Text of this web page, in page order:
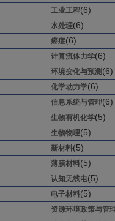
工业工程(6)
水处理(6)
癌症(6)
计算流体力学(6)
环境变化与预测 (6)
化学动力学(6)
信息系统与管理(6)
生物有机化学(5)
生物物理(5)
新材料(5)
薄膜材料(5)
认知无线电(5)
电子材料(5)
资源环境政策与管